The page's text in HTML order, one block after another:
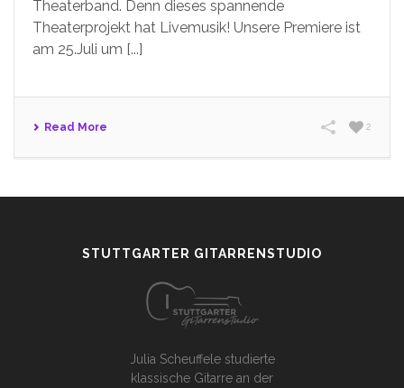
Theaterband. Denn dieses spannende
Theaterprojekt hat Livemusik! Unsere Premiere ist
am 25.Juli um [...]
Read More 2
STUTTGARTER GITARRENSTUDIO
Julia Scheuffele studierte
klassische Gitarre an der